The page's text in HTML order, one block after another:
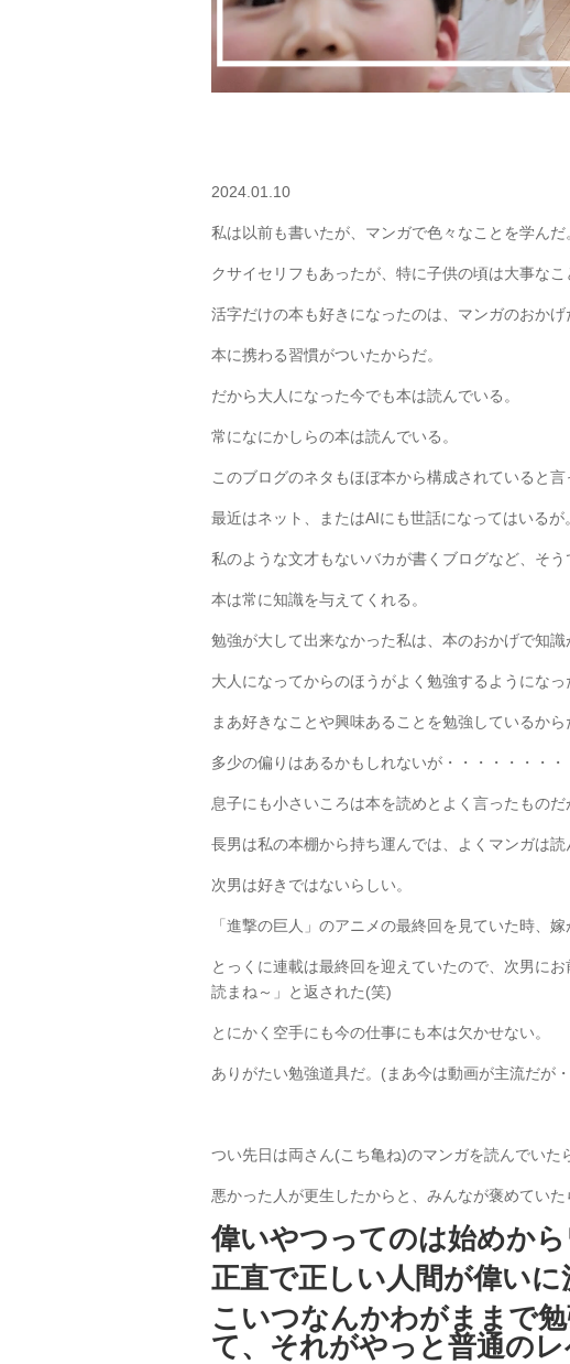
2024.01.10
私は以前も書いたが、マンガで色々なことを学んだ
クサイセリフもあったが、特に子供の頃は大事な
活字だけの本も好きになったのは、マンガのおかげ
本に携わる習慣がついたからだ。
だから大人になった今でも本は読んでいる。
常になにかしらの本は読んでいる。
このブログのネタもほぼ本から構成されていると言
最近はネット、またはAIにも世話になってはいるが。
私のような文才もないバカが書くブログなど、そ
本は常に知識を与えてくれる。
勉強が大して出来なかった私は、本のおかげで知識
大人になってからのほうがよく勉強するようになっ
まあ好きなことや興味あることを勉強しているから
多少の偏りはあるかもしれないが・・・・・・・・
息子にも小さいころは本を読めとよく言ったものだ
長男は私の本棚から持ち運んでは、よくマンガは読
次男は好きではないらしい。
「進撃の巨人」のアニメの最終回を見ていた時、
とっくに連載は最終回を迎えていたので、次男に
読まね～」と返された(笑)
とにかく空手にも今の仕事にも本は欠かせない。
ありがたい勉強道具だ。(まあ今は動画が主流だが
つい先日は両さん(こち亀ね)のマンガを読んでいた
悪かった人が更生したからと、みんなが褒めていた
偉いやつってのは始めか
正直で正しい人間が偉いに
こいつなんかわがままで
て、それがやっと普通の